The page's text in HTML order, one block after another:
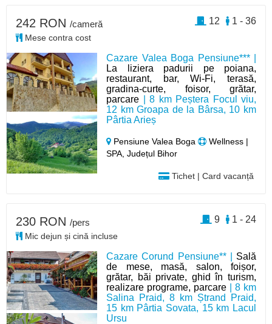
Cazare Valea Boga Pensiune*** |
La liziera padurii pe poiana,
restaurant, bar, Wi-Fi, terasă,
gradina-curte, foisor, grătar,
parcare | 8 km Peștera Focul viu,
12 km Groapa de la Bârsa, 10 km
Pârtia Arieș
Pensiune Valea Boga
Wellness |
SPA, Județul Bihor
Tichet | Card vacanță
242 RON /cameră
Mese contra cost
1 - 36
12
Cazare Corund Pensiune** | Sală
de mese, masă, salon, foișor,
grătar, băi private, ghid în turism,
realizare programe, parcare | 8 km
Salina Praid, 8 km Ștrand Praid,
15 km Pârtia Sovata, 15 km Lacul
Ursu
230 RON /pers
Mic dejun și cină incluse
1 - 24
9